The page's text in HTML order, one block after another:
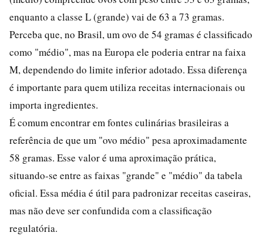
enquanto a classe L (grande) vai de 63 a 73 gramas.
Perceba que, no Brasil, um ovo de 54 gramas é classificado
como "médio", mas na Europa ele poderia entrar na faixa
M, dependendo do limite inferior adotado. Essa diferença
é importante para quem utiliza receitas internacionais ou
importa ingredientes.
É comum encontrar em fontes culinárias brasileiras a
referência de que um "ovo médio" pesa aproximadamente
58 gramas. Esse valor é uma aproximação prática,
situando-se entre as faixas "grande" e "médio" da tabela
oficial. Essa média é útil para padronizar receitas caseiras,
mas não deve ser confundida com a classificação
regulatória.